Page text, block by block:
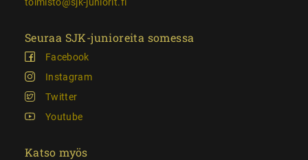
Seuraa SJK-junioreita somessa
Facebook
Instagram
Twitter
Youtube
Katso myös